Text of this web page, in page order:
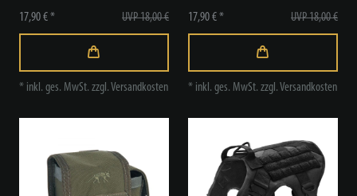
UVP 18,00 €
17,90 € *
* inkl. ges. MwSt. zzgl.Versandkosten
UVP 18,00 €
17,90 € *
* inkl. ges. MwSt. zzgl.Versandkosten